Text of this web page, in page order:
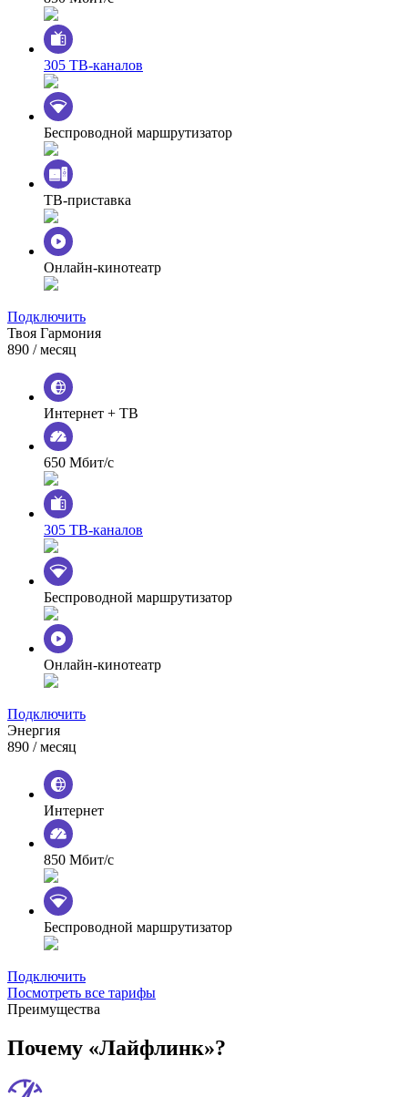
305 ТВ-каналов
Беспроводной маршрутизатор
ТВ-приставка
Онлайн-кинотеатр
Подключить
Твоя Гармония
890 / месяц
Интернет + ТВ
650 Мбит/с
305 ТВ-каналов
Беспроводной маршрутизатор
Онлайн-кинотеатр
Подключить
Энергия
890 / месяц
Интернет
850 Мбит/с
Беспроводной маршрутизатор
Подключить
Посмотреть все тарифы
Преимущества
Почему «Лайфлинк»?